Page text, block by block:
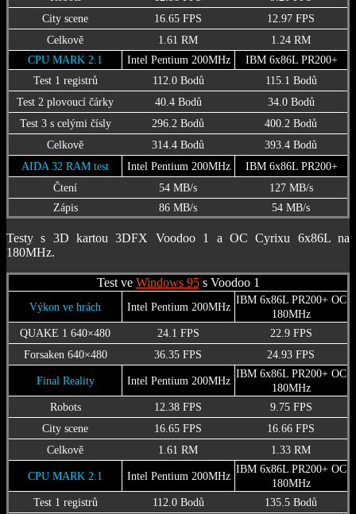
City scene
16.65 FPS
12.97 FPS
Celkově
1.61 RM
1.24 RM
CPU MARK 2.1
Intel Pentium 200MHz
IBM 6x86L PR200+
Test 1 registrů
112.0 Bodů
115.1 Bodů
Test 2 plovoucí čárky
40.4 Bodů
34.0 Bodů
Test 3 s celými čísly
296.2 Bodů
400.2 Bodů
Celkově
314.4 Bodů
393.4 Bodů
AIDA 32 RAM test
Intel Pentium 200MHz
IBM 6x86L PR200+
Čtení
54 MB/s
127 MB/s
Zápis
86 MB/s 54 MB/s
Testy s 3D kartou 3DFX Voodoo 1 a OC Cyrixu 6x86L na
180MHz.
Test ve Windows 95s Voodoo 1
Výkon ve hrách Intel Pentium 200MHz
IBM 6x86L PR200+ OC
180MHz
QUAKE 1 640×480
24.1 FPS
22.9 FPS
Forsaken 640×480
36.35 FPS 24.93 FPS
Final Reality Intel Pentium 200MHz
IBM 6x86L PR200+ OC
180MHz
Robots
12.38 FPS
9.75 FPS
City scene
16.65 FPS
16.66 FPS
Celkově
1.61 RM 1.33 RM
CPU MARK 2.1 Intel Pentium 200MHz
IBM 6x86L PR200+ OC
180MHz
Test 1 registrů
112.0 Bodů
135.5 Bodů